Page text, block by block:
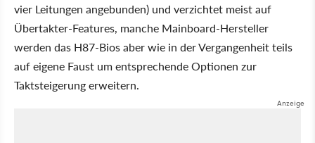
vier Leitungen angebunden) und verzichtet meist auf
Übertakter-Features, manche Mainboard-Hersteller
werden das H87-Bios aber wie in der Vergangenheit teils
auf eigene Faust um entsprechende Optionen zur
Taktsteigerung erweitern.